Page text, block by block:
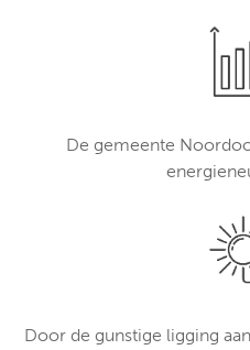
De gemeente
Door de gunstige ligging